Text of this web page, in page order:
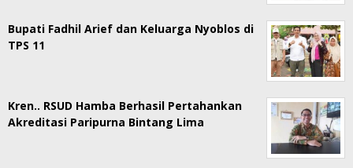
Bupati Fadhil Arief dan Keluarga Nyoblos di
TPS 11
Kren.. RSUD Hamba Berhasil Pertahankan
Akreditasi Paripurna Bintang Lima